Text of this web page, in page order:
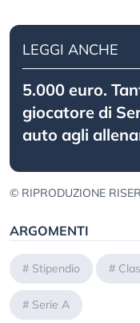
LEGGI ANCHE
5.000 euro.
giocatore di
auto agli
© RIPRODUZIONE
ARGOMENTI
# Stipendio #
# Serie A